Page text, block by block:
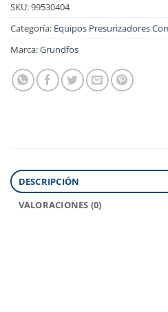
SKU:99530404
Categoría: Equipos Presurizadores
Marca:Grundfos
DESCRIPCIÓN
VALORACIONES (0)